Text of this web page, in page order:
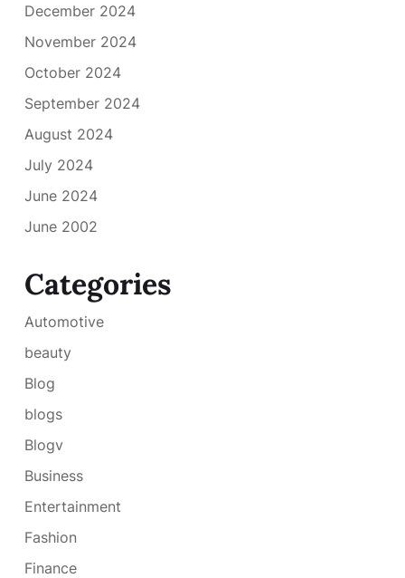
December 2024
November 2024
October 2024
September 2024
August 2024
July 2024
June 2024
June 2002
Categories
Automotive
beauty
Blog
blogs
Blogv
Business
Entertainment
Fashion
Finance